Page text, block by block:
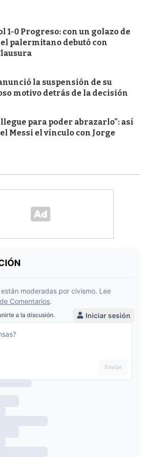
1-0 Progreso: con un golazo de
palermitano debutó con
la suspensión de su
motivo detrás de la decisión
llegue para poder abrazarlo": así
Messi el vínculo con Jorge